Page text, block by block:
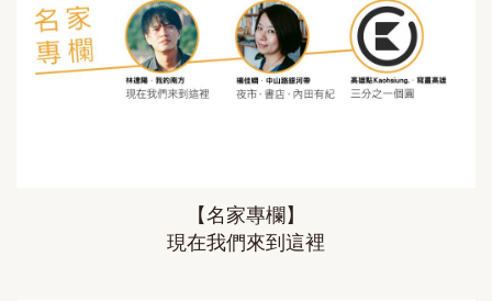
【名家專欄】
現在我們來到這裡